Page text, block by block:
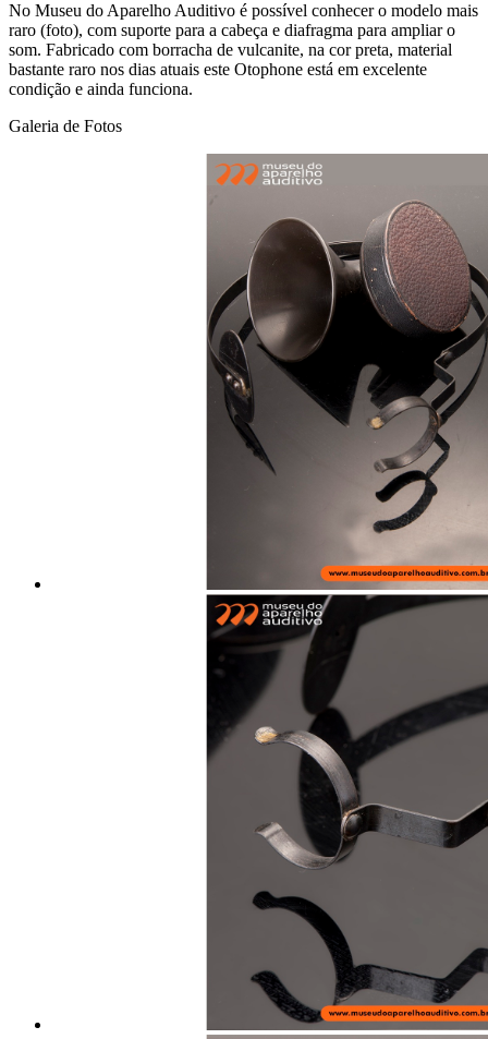
No Museu do Aparelho Auditivo é possível conhecer o modelo mais
raro (foto), com suporte para a cabeça e diafragma para ampliar o
som. Fabricado com borracha de vulcanite, na cor preta, material
bastante raro nos dias atuais este Otophone está em excelente
condição e ainda funciona.
Galeria de Fotos